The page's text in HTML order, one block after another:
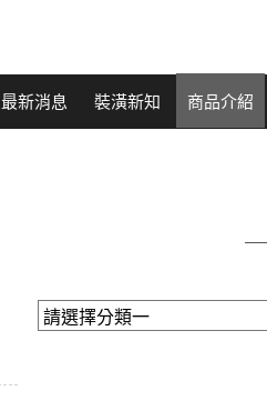
最新消息 裝潢新知 商品介紹